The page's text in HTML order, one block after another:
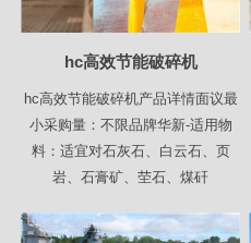
hc高效节能破碎机
hc高效节能破碎机产品详情面议最
小采购量：不限品牌华新-适用物
料：适宜对石灰石、白云石、页
岩、石膏矿、茔石、煤矸